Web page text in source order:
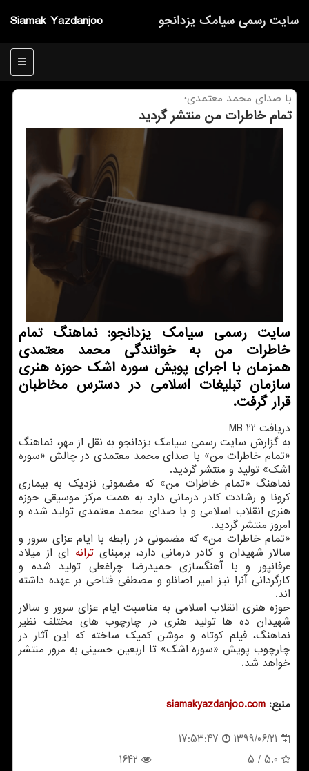
Siamak Yazdanjoo سایت رسمی سیامك یزدانجو
منو
با صدای محمد معتمدی؛
تمام خاطرات من منتشر گردید
سایت رسمی سیامك یزدانجو: نماهنگ تمام
خاطرات من به خوانندگی محمد معتمدی
همزمان با اجرای پویش سوره اشك حوزه هنری
سازمان تبلیغات اسلامی در دسترس مخاطبان
قرار گرفت.
دریافت 22 MB
به گزارش سایت رسمی سیامک یزدانجو به نقل از مهر، نماهنگ
«تمام خاطرات من» با صدای محمد معتمدی در چالش «سوره
اشک» تولید و منتشر گردید.
نماهنگ «تمام خاطرات من» که مضمونی نزدیک به بیماری
کرونا و رشادت کادر درمانی دارد به همت مرکز موسیقی حوزه
هنری انقلاب اسلامی و با صدای محمد معتمدی تولید شده و
امروز منتشر گردید.
«تمام خاطرات من» که مضمونی در رابطه با ایام عزای سرور و
سالار شهیدان و کادر درمانی دارد، برمبنایترانه ای از میلاد
عرفان‎پور و با آهنگسازی حمیدرضا چراغعلی تولید شده و
کارگردانی آنرا نیز امیر اصانلو و مصطفی فتاحی بر عهده داشته
اند.
حوزه هنری انقلاب اسلامی به مناسبت ایام عزای سرور و سالار
شهیدان ده ها تولید هنری در چارچوب های مختلف نظیر
نماهنگ، فیلم کوتاه و موشن کمیک ساخته که این آثار در
چارچوب پویش «سوره اشک» تا اربعین حسینی به مرور منتشر
خواهد شد.
منبع: siamakyazdanjoo.com
1399/06/21
17:53:47
5.0
/ 5
1642